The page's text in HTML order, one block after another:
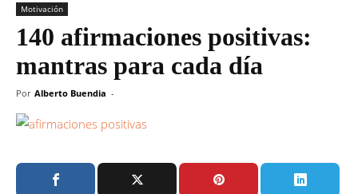
Motivación
140 afirmaciones positivas:
mantras para cada día
Por Alberto Buendia -